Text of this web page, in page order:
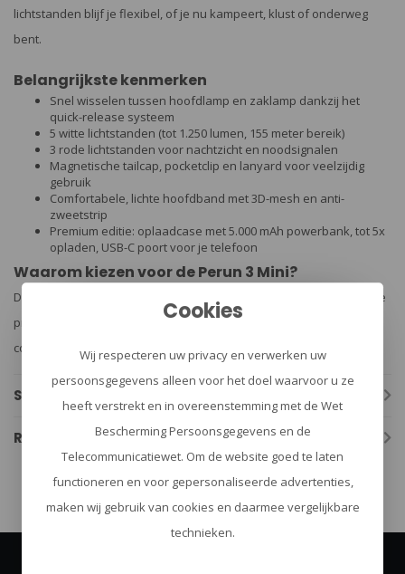
lichtstanden blijf je flexibel, of je nu kampeert, klust of onderweg
bent.
Belangrijkste kenmerken
Snel wisselen tussen hoofdlamp en zaklamp dankzij het
quick-release systeem
5 witte lichtstanden (tot 1.250 lumen, 155 meter bereik)
3 rode lichtstanden voor nachtzicht en noodsignalen
Magnetische tailcap, pocketclip en lanyard voor veelzijdig
gebruik
Comfortabele, lichte hoofdband met 3D-mesh en anti-
zweetstrip
Premium editie: oplaadcase met 5.000 mAh powerbank, tot 5x
opladen, USB-C poort voor je telefoon
Waarom kiezen voor de Perun 3 Mini?
Deze lamp is ideaal voor outdoor, werk, reizen en noodsituaties. De
premium editie biedt extra gemak met een digitale display en
compatibiliteit met meerdere Olight-modellen.
Specificaties
Reviews
Cookies
Wij respecteren uw privacy en verwerken uw
persoonsgegevens alleen voor het doel waarvoor u ze
heeft verstrekt en in overeenstemming met de Wet
Bescherming Persoonsgegevens en de
Telecommunicatiewet. Om de website goed te laten
functioneren en voor gepersonaliseerde advertenties,
maken wij gebruik van cookies en daarmee vergelijkbare
technieken.